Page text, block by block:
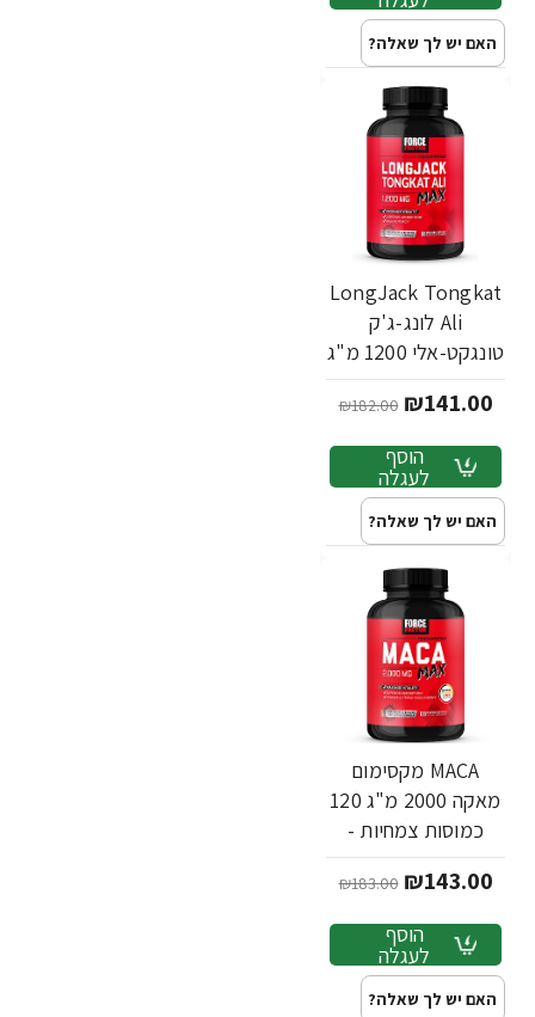
האם יש לך שאלה?
LongJack Tongkat
Ali לונג-ג'ק
טונגקט-אלי 1200 מ"ג
60 כמוסות צמחיות -
מבית Force Factor
₪141.00
₪182.00
הוסף
לעגלה
האם יש לך שאלה?
MACA מקסימום
מאקה 2000 מ"ג 120
כמוסות צמחיות -
מבית Force Factor
₪143.00
₪183.00
הוסף
לעגלה
האם יש לך שאלה?